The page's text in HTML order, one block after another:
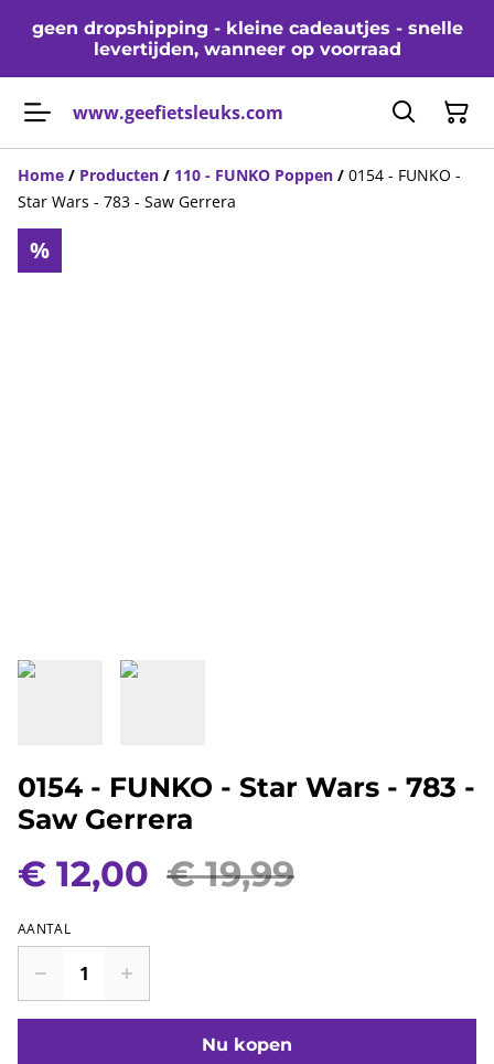
geen dropshipping - kleine cadeautjes - snelle
levertijden, wanneer op voorraad
www.geefietsleuks.com
Home / Producten / 110 - FUNKO Poppen / 0154 - FUNKO -
Star Wars - 783 - Saw Gerrera
%
0154 - FUNKO - Star Wars - 783 -
Saw Gerrera
€ 12,00 € 19,99
AANTAL
Nu kopen